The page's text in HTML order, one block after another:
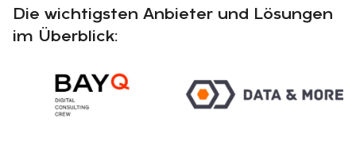
Die wichtigsten Anbieter und Lösungen
im Überblick: